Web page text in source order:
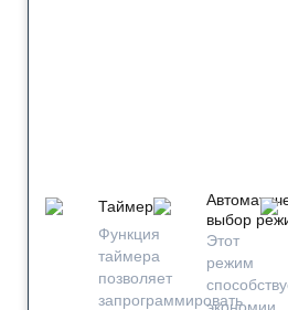
Таймер
Функция
таймера
позволяет
запрограммировать
выбор
Этот
режим
экономии